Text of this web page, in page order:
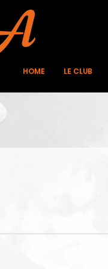
HOME LE CLUB